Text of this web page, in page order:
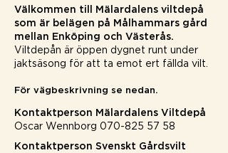
Välkommen till Mälardalens viltdepå
som är belägen på Målhammars gård
mellan Enköping och Västerås.
Viltdepån är öppen dygnet runt under
jaktsäsong för att ta emot ert fällda vilt.
För vägbeskrivning se nedan.
Kontaktperson Mälardalens Viltdepå
Oscar Wennborg 070-825 57 58
Kontaktperson Svenskt Gårdsvilt